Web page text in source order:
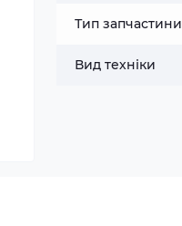
Тип запчастини
Вид техніки